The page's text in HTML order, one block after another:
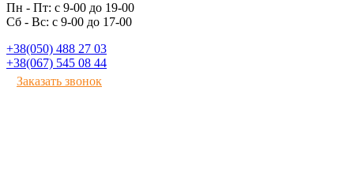
Пн - Пт: с 9-00 до 19-00
Сб - Вс: с 9-00 до 17-00
+38(050) 488 27 03
+38(067) 545 08 44
Заказать звонок